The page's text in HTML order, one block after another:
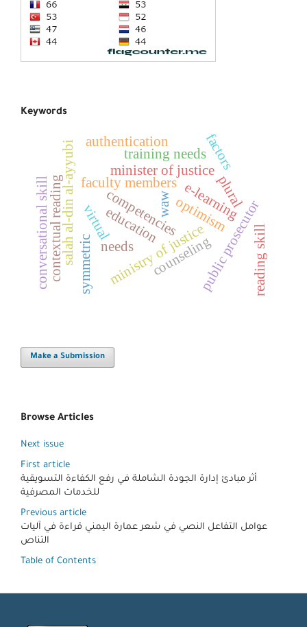
Keywords
competenciese-learning
faculty members
public prosecutor
minister of justice
ministry of justice
salah al-din al-ayyubi
contextual reading optimism
education
factors
needs counseling
waw plural
virtual
training needs
conversational skill reading skill
symmetric
authentication
Make a Submission
Browse Articles
Next issue
First article
أثر مبادئ إدارة الجودة الشاملة في رفع الكفاءة التسويقية
للخدمات المصرفية
Previous article
عوامل التفاعل النصي في شعر عمارة اليمني قراءة في آليات
التناص
Table of Contents